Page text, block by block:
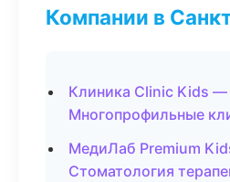
Компании в
Клиника Clinic Kids —
Многопрофильные
МедиЛаб Premium
Стоматология